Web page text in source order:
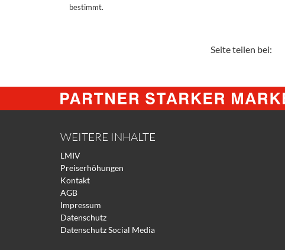
bestimmt.
Seite teilen bei:
WEITERE INHALTE
LMIV
Preiserhöhungen
Kontakt
AGB
Impressum
Datenschutz
Datenschutz Social Media